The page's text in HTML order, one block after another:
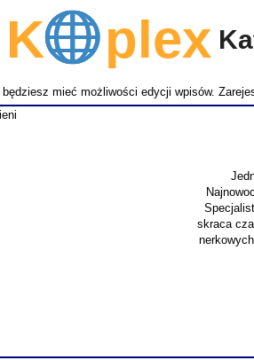
Kplex
mieć możliwości edycji wpisów.
skraca